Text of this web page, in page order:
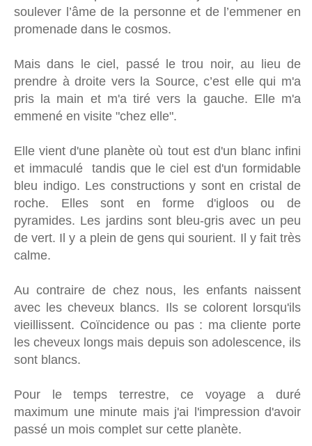
soulever l’âme de la personne et de l’emmener en
promenade dans le cosmos.
Mais dans le ciel, passé le trou noir, au lieu de
prendre à droite vers la Source, c’est elle qui m'a
pris la main et m'a tiré vers la gauche. Elle m'a
emmené en visite "chez elle".
Elle vient d'une planète où tout est d'un blanc infini
et immaculé tandis que le ciel est d'un formidable
bleu indigo. Les constructions y sont en cristal de
roche. Elles sont en forme d'igloos ou de
pyramides. Les jardins sont bleu-gris avec un peu
de vert. Il y a plein de gens qui sourient. Il y fait très
calme.
Au contraire de chez nous, les enfants naissent
avec les cheveux blancs. Ils se colorent lorsqu'ils
vieillissent. Coïncidence ou pas : ma cliente porte
les cheveux longs mais depuis son adolescence, ils
sont blancs.
Pour le temps terrestre, ce voyage a duré
maximum une minute mais j'ai l'impression d'avoir
passé un mois complet sur cette planète.